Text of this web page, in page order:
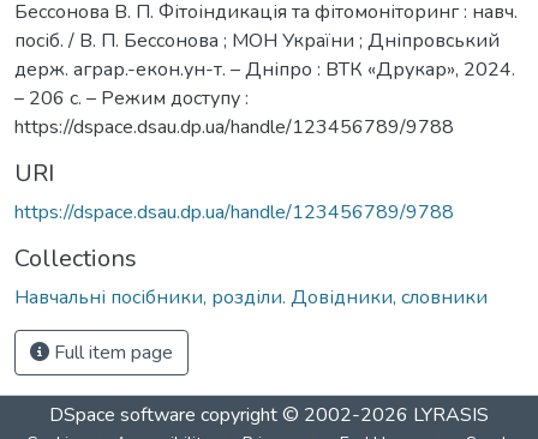
Бессонова В. П. Фітоіндикація та фітомоніторинг : навч.
посіб. / В. П. Бессонова ; МОН України ; Дніпровський
держ. аграр.-екон.ун-т. – Дніпро : ВТК «Друкар», 2024.
– 206 с. – Режим доступу :
https://dspace.dsau.dp.ua/handle/123456789/9788
URI
https://dspace.dsau.dp.ua/handle/123456789/9788
Collections
Навчальні посібники, розділи. Довідники, словники
Full item page
DSpace software copyright © 2002-2026 LYRASIS